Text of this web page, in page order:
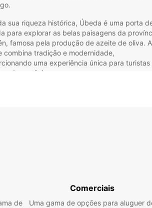
sua riqueza histórica, Úbeda é uma porta
para explorar as belas paisagens da
famosa pela produção de azeite de oliva. A
combina tradição e modernidade,
uma experiência única para turistas
de negócios.
dispomos de carros de luxo e desportivos
de
Comerciais
Uma gama de opções para aluguer